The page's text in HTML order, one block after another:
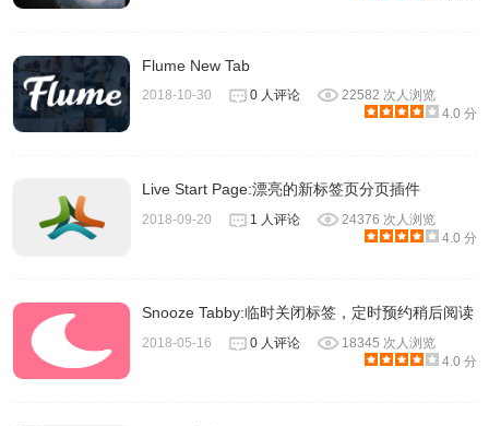
Flume New Tab
2018-10-30 0 人评论
22582 次人浏览
4.0 分
Live Start Page:漂亮的新标签页分页插件
2018-09-20 1 人评论
24376 次人浏览
4.0 分
Snooze Tabby:临时关闭标签，定时预约稍后阅读
2018-05-16 0 人评论
18345 次人浏览
4.0 分